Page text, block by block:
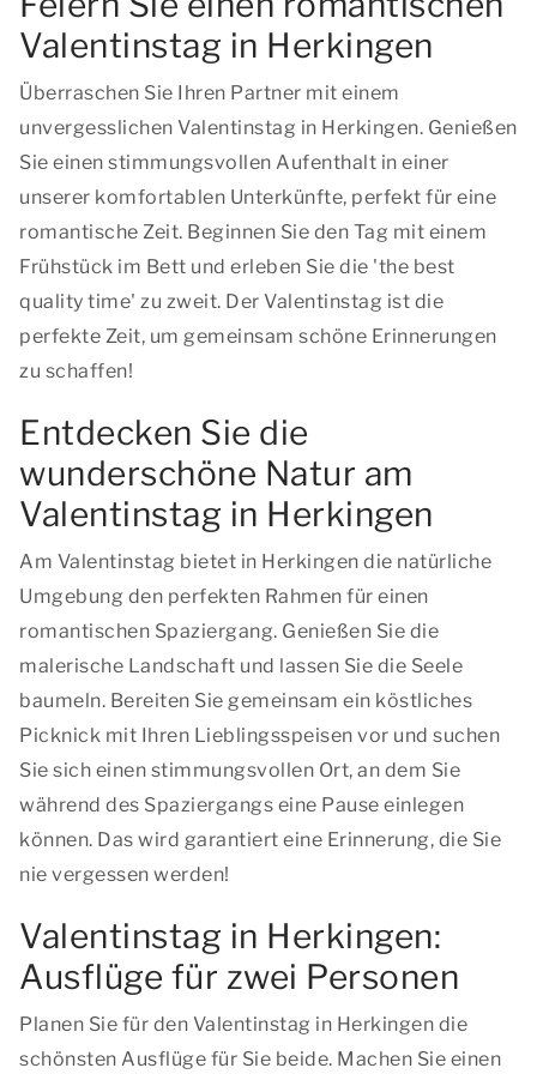
Valentinstag in Herkingen
Überraschen Sie Ihren Partner mit einem
unvergesslichen Valentinstag in Herkingen. Genießen
Sie einen stimmungsvollen Aufenthalt in einer
unserer komfortablen Unterkünfte, perfekt für eine
romantische Zeit. Beginnen Sie den Tag mit einem
Frühstück im Bett und erleben Sie die 'the best
quality time' zu zweit. Der Valentinstag ist die
perfekte Zeit, um gemeinsam schöne Erinnerungen
zu schaffen!
Entdecken Sie die
wunderschöne Natur am
Valentinstag in Herkingen
Am Valentinstag bietet in Herkingen die natürliche
Umgebung den perfekten Rahmen für einen
romantischen Spaziergang. Genießen Sie die
malerische Landschaft und lassen Sie die Seele
baumeln. Bereiten Sie gemeinsam ein köstliches
Picknick mit Ihren Lieblingsspeisen vor und suchen
Sie sich einen stimmungsvollen Ort, an dem Sie
während des Spaziergangs eine Pause einlegen
können. Das wird garantiert eine Erinnerung, die Sie
nie vergessen werden!
Valentinstag in Herkingen:
Ausflüge für zwei Personen
Planen Sie für den Valentinstag in Herkingen die
schönsten Ausflüge für Sie beide. Machen Sie einen